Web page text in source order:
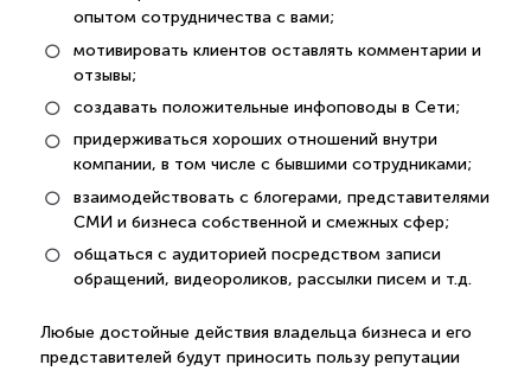
опытом сотрудничества с вами;
мотивировать клиентов оставлять комментарии и
отзывы;
создавать положительные инфоповоды в Сети;
придерживаться хороших отношений внутри
компании, в том числе с бывшими сотрудниками;
взаимодействовать с блогерами, представителями
СМИ и бизнеса собственной и смежных сфер;
общаться с аудиторией посредством записи
обращений, видеороликов, рассылки писем и т.д.
Любые достойные действия владельца бизнеса и его
представителей будут приносить пользу репутации